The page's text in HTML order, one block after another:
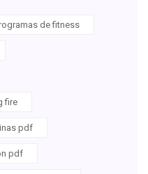
de fitness
fire
pdf
pdf